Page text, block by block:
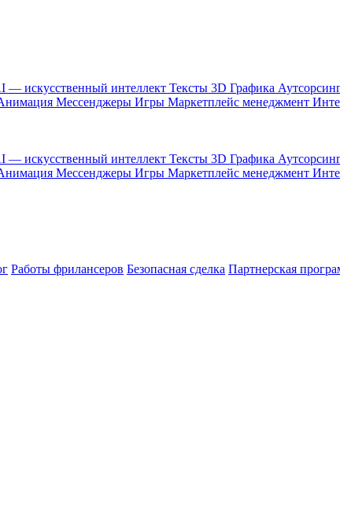
— искусственный интеллект Тексты 3D Графика
Мессенджеры Игры Маркетплейс менеджмент
— искусственный интеллект Тексты 3D Графика
Мессенджеры Игры Маркетплейс менеджмент
Работы фрилансеров Безопасная сделка Партнерская